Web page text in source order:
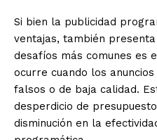
Si bien la publicidad
ventajas, también
desafíos más comunes es
ocurre cuando los
falsos o de baja calidad.
desperdicio de
disminución en la